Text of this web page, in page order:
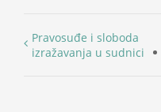
Pravosuđe i sloboda
izražavanja u sudnici